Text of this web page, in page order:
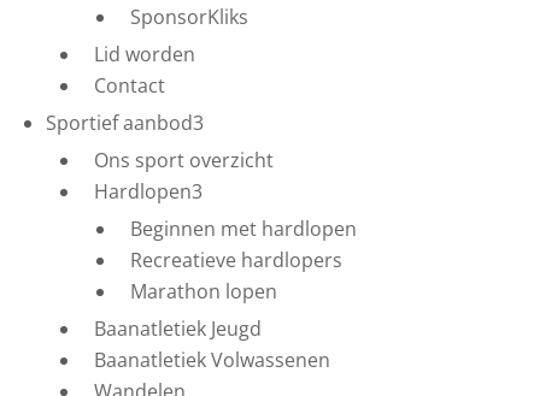
SponsorKliks
Lid worden
Contact
Sportief aanbod3
Ons sport overzicht
Hardlopen3
Beginnen met hardlopen
Recreatieve hardlopers
Marathon lopen
Baanatletiek Jeugd
Baanatletiek Volwassenen